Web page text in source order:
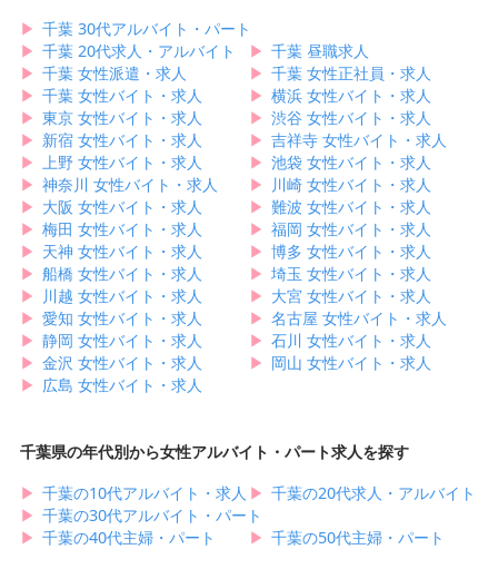
▶︎ 千葉 30代アルバイト・パート
▶︎ 千葉 20代求人・アルバイト ▶︎ 千葉 昼職求人
▶︎ 千葉 女性派遣・求人 ▶︎ 千葉 女性正社員・求人
▶︎ 千葉 女性バイト・求人 ▶︎ 横浜 女性バイト・求人
▶︎ 東京 女性バイト・求人 ▶︎ 渋谷 女性バイト・求人
▶︎ 新宿 女性バイト・求人 ▶︎ 吉祥寺 女性バイト・求人
▶︎ 上野 女性バイト・求人 ▶︎ 池袋 女性バイト・求人
▶︎ 神奈川 女性バイト・求人 ▶︎ 川崎 女性バイト・求人
▶︎ 大阪 女性バイト・求人 ▶︎ 難波 女性バイト・求人
▶︎ 梅田 女性バイト・求人 ▶︎ 福岡 女性バイト・求人
▶︎ 天神 女性バイト・求人 ▶︎ 博多 女性バイト・求人
▶︎ 船橋 女性バイト・求人 ▶︎ 埼玉 女性バイト・求人
▶︎ 川越 女性バイト・求人 ▶︎ 大宮 女性バイト・求人
▶︎ 愛知 女性バイト・求人 ▶︎ 名古屋 女性バイト・求人
▶︎ 静岡 女性バイト・求人 ▶︎ 石川 女性バイト・求人
▶︎ 金沢 女性バイト・求人 ▶︎ 岡山 女性バイト・求人
▶︎ 広島 女性バイト・求人
千葉県の年代別から女性アルバイト・パート求人を探す
▶︎ 千葉の10代アルバイト・求人 ▶︎ 千葉の20代求人・アルバイト
▶︎ 千葉の30代アルバイト・パート
▶︎ 千葉の40代主婦・パート ▶︎ 千葉の50代主婦・パート